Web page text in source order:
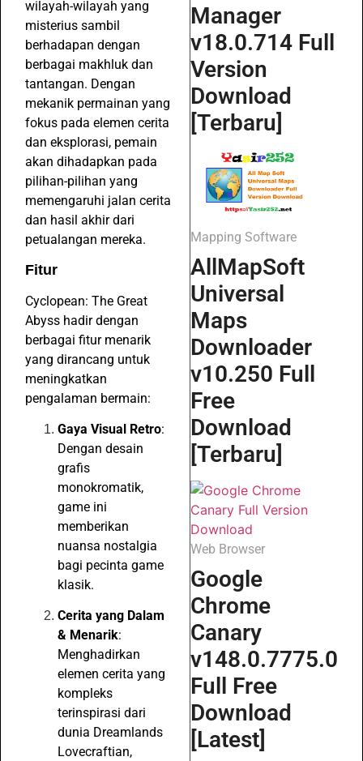
wilayah-wilayah yang
misterius sambil
berhadapan dengan
berbagai makhluk dan
tantangan. Dengan
mekanik permainan yang
fokus pada elemen cerita
dan eksplorasi, pemain
akan dihadapkan pada
pilihan-pilihan yang
memengaruhi jalan cerita
dan hasil akhir dari
petualangan mereka.
Fitur
Cyclopean: The Great
Abyss hadir dengan
berbagai fitur menarik
yang dirancang untuk
meningkatkan
pengalaman bermain:
Gaya Visual Retro:
Dengan desain
grafis
monokromatik,
game ini
memberikan
nuansa nostalgia
bagi pecinta game
klasik.
Cerita yang Dalam
& Menarik:
Menghadirkan
elemen cerita yang
kompleks
terinspirasi dari
dunia Dreamlands
Lovecraftian,
Manager
v18.0.714 Full
Version
Download
[Terbaru]
Mapping Software
AllMapSoft
Universal
Maps
Downloader
v10.250 Full
Free
Download
[Terbaru]
Web Browser
Google
Chrome
Canary
v148.0.7775.0
Full Free
Download
[Latest]